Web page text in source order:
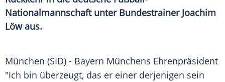
Nationalmannschaft unter Bundestrainer Joachim
Löw aus.
München (SID) - Bayern Münchens Ehrenpräsident
"Ich bin überzeugt, das er einer derjenigen sein